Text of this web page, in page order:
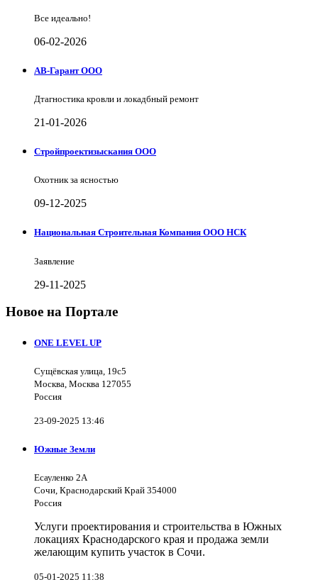
Все идеально!
06-02-2026
АВ-Гарант ООО
Дтагностика кровли и локадбный ремонт
21-01-2026
Стройпроектизыскания ООО
Охотник за ясностью
09-12-2025
Национальная Строительная Компания ООО НСК
Заявление
29-11-2025
Новое на Портале
ONE LEVEL UP
Сущёвская улица, 19с5
Москва, Москва 127055
Россия
23-09-2025 13:46
Южные Земли
Есауленко 2А
Сочи, Краснодарский Край 354000
Россия
Услуги проектирования и строительства в Южных
локациях Краснодарского края и продажа земли
желающим купить участок в Сочи.
05-01-2025 11:38